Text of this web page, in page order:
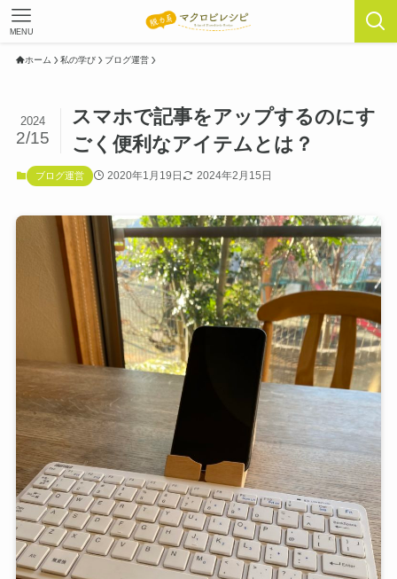
MENU
ホーム 私の学び ブログ運営
スマホで記事をアップするのにす
ごく便利なアイテムとは？
2024
2/15
ブログ運営 2020年1月19日 2024年2月15日